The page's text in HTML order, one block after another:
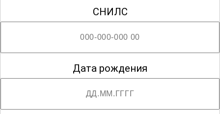
квалификации выписывается в течении
2-3 рабочих дней с даты завершения
будут начислены ЗЕТ-баллы на
государственном портале НМФО. После
того, как удостоверение будет готово,
мы Вам на электронную почту
СНИЛС
Дата рождения